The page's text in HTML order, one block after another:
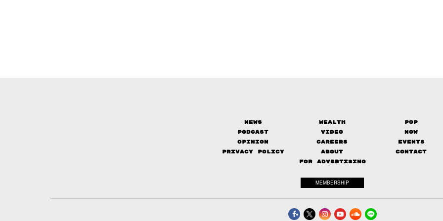
News Wealth
Pop
Podcast
Video
Now
Opinion
Careers
Events
Privacy Policy
About
Contact
FOR ADVERTISING
MEMBERSHIP